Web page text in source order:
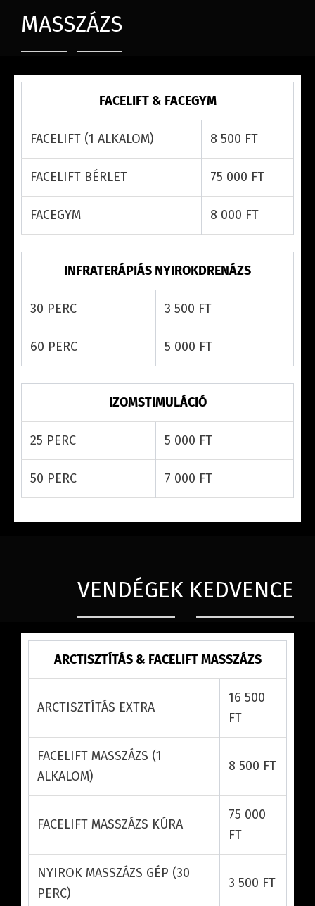
MASSZÁZS
FACELIFT & FACEGYM
FACELIFT (1 ALKALOM) 8 500 FT
FACELIFT BÉRLET 75 000 FT
FACEGYM 8 000 FT
INFRATERÁPIÁS NYIROKDRENÁZS
30 PERC 3 500 FT
60 PERC 5 000 FT
IZOMSTIMULÁCIÓ
25 PERC 5 000 FT
50 PERC 7 000 FT
VENDÉGEK KEDVENCE
ARCTISZTÍTÁS & FACELIFT MASSZÁZS
ARCTISZTÍTÁS EXTRA
16 500
FT
FACELIFT MASSZÁZS (1
ALKALOM)
8 500 FT
FACELIFT MASSZÁZS KÚRA
75 000
FT
NYIROK MASSZÁZS GÉP (30
PERC)
3 500 FT